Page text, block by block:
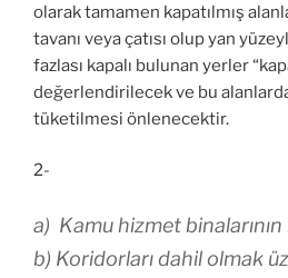
olarak tamamen kapatılmış
tavanı veya çatısı olup yan
fazlası kapalı bulunan yerler
değerlendirilecek ve bu
tüketilmesi önlenecektir.
2-
a) Kamu hizmet binalarının
b) Koridorları dahil olmak